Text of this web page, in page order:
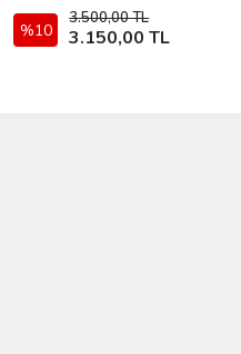
%10
3.500,00 TL
3.150,00 TL
Stokta Yok